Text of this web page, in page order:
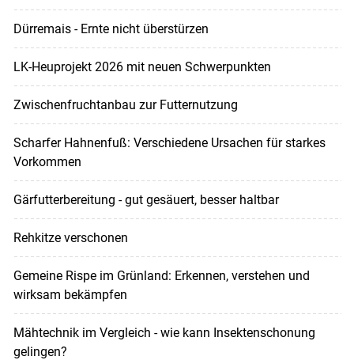
Dürremais - Ernte nicht überstürzen
LK-Heuprojekt 2026 mit neuen Schwerpunkten
Zwischenfruchtanbau zur Futternutzung
Scharfer Hahnenfuß: Verschiedene Ursachen für starkes
Vorkommen
Gärfutterbereitung - gut gesäuert, besser haltbar
Rehkitze verschonen
Gemeine Rispe im Grünland: Erkennen, verstehen und
wirksam bekämpfen
Mähtechnik im Vergleich - wie kann Insektenschonung
gelingen?